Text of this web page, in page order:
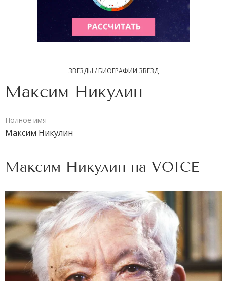
ЗВЕЗДЫ / БИОГРАФИИ ЗВЕЗД
Максим Никулин
Полное имя
Максим Никулин
Максим Никулин на VOICE